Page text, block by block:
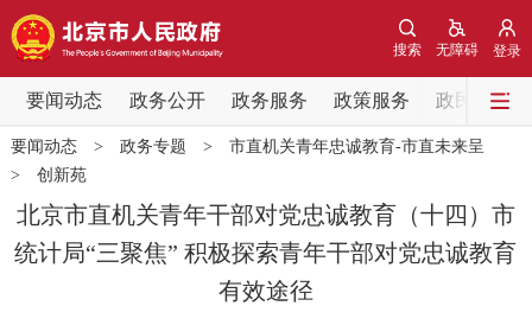
登录
无障碍
搜索
要闻动态 政务公开 政务服务 政策服务 政民互动
要闻动态
党中央精神 国务院信息 中央部委动态
北京要闻 会议信息 部门动态
要闻动态> 政务专题 > 市直机关青年忠诚教育-市直未来呈
> 创新苑
北京市直机关青年干部对党忠诚教育（十四）市
统计局“三聚焦” 积极探索青年干部对党忠诚教育
有效途径